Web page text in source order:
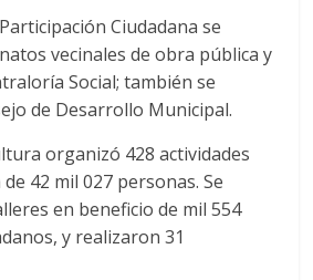
Ciudadana se
vecinales de obra pública y
Social; también se
de Desarrollo Municipal.
organizó 428 actividades
42 mil 027 personas. Se
en beneficio de mil 554
y realizaron 31